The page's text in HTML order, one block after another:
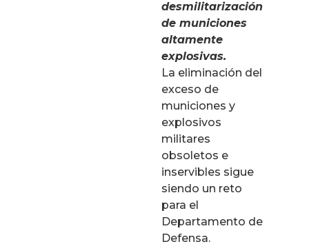
desmilitarización
de municiones
altamente
explosivas.
La eliminación del
exceso de
municiones y
explosivos
militares
obsoletos e
inservibles sigue
siendo un reto
para el
Departamento de
Defensa.